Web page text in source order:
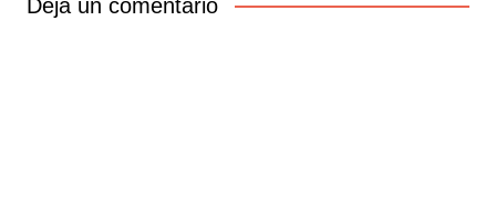
Deja un comentario